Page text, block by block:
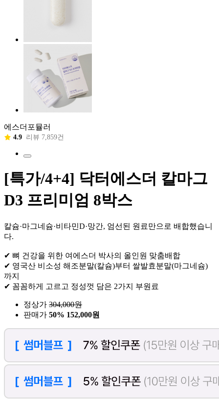
에스더포뮬러
4.9 리뷰 7,859건
[특가/4+4] 닥터에스더 칼마그
D3 프리미엄 8박스
칼슘·마그네슘·비타민D·망간, 엄선된 원료만으로 배합했습니
다.
✔ 뼈 건강을 위한 여에스더 박사의 올인원 맞춤배합
✔ 영국산 비소성 해조분말(칼슘)부터 쌀발효분말(마그네슘)
까지
✔ 꼼꼼하게 고르고 정성껏 담은 2가지 부원료
정상가 304,000원
판매가 50% 152,000원